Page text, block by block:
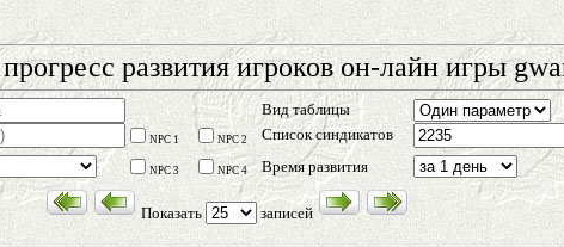
развития игроков он-лайн игры
Вид таблицы
NPC 1 NPC 2
Список синдикатов
NPC 3 NPC 4 Время развития
Показать записей